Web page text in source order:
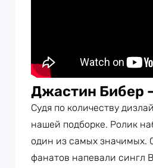
Джастин Бибер
Судя по количеству
нашей подборке. Ролик
один из самых значимых.
фанатов напевали сингл